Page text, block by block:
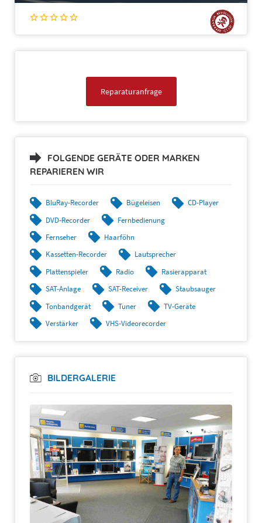
Reparaturanfrage
FOLGENDE GERÄTE ODER MARKEN
REPARIEREN WIR
BluRay-Recorder Bügeleisen
CD-Player
DVD-Recorder
Fernbedienung
Fernseher
Haarföhn
Kassetten-Recorder
Lautsprecher
Plattenspieler
Radio
Rasierapparat
SAT-Anlage
SAT-Receiver
Staubsauger
Tonbandgerät
Tuner
TV-Geräte
Verstärker
VHS-Videorecorder
BILDERGALERIE